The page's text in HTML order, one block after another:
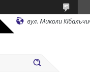
вул. Миколи